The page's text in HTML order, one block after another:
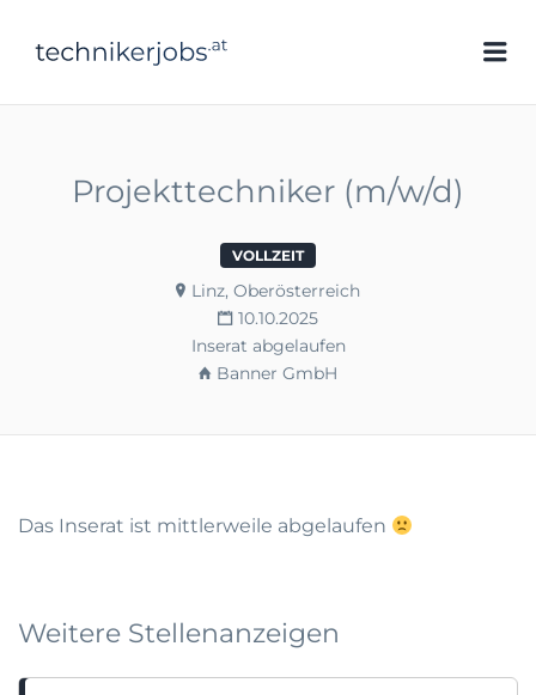
Projekttechniker (m/w/d)
VOLLZEIT
Linz, Oberösterreich
10.10.2025
Inserat abgelaufen
Banner GmbH
Das Inserat ist mittlerweile abgelaufen
Weitere Stellenanzeigen